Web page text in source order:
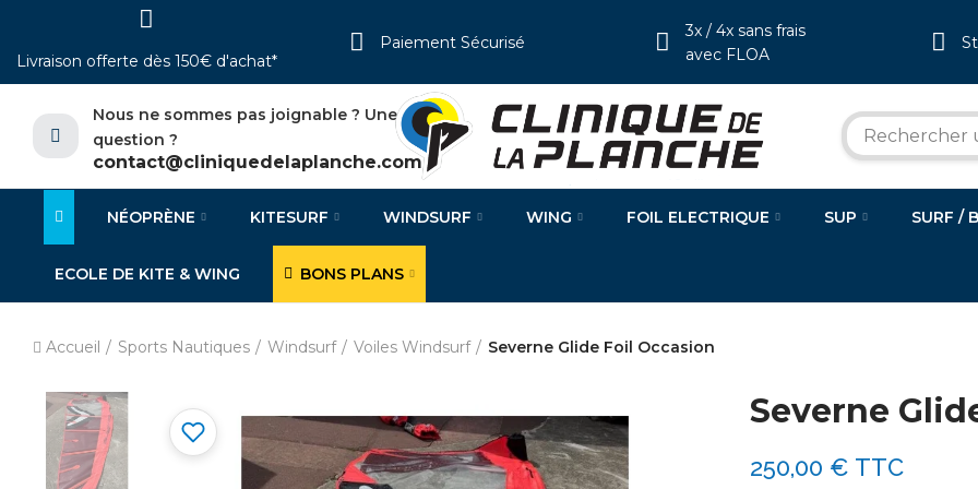
Livraison offerte dès 150€ d'achat*
Paiement Sécurisé
3x / 4x sans frais
avec FLOA
Nous ne sommes pas joignable ? Une
question ?
contact@cliniquedelaplanche.com
NÉOPRÈNE KITESURF WINDSURF WING FOIL ELECTRIQUE SUP SURF /
ECOLE DE KITE & WING BONS PLANS
Accueil Sports Nautiques Windsurf Voiles Windsurf Severne Glide Foil Occasion
Severne
250,00 € TTC